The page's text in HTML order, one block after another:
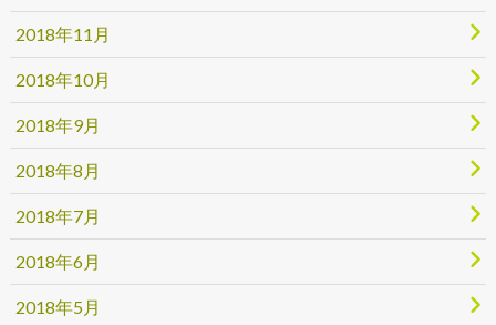
2018年11月
2018年10月
2018年9月
2018年8月
2018年7月
2018年6月
2018年5月